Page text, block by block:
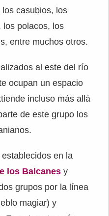
casubios, los
los polacos, los
entre muchos otros.
al este del río
ocupan un espacio
incluso más allá
de este grupo los
establecidos en la
los Balcanes y
grupos por la línea
magiar) y